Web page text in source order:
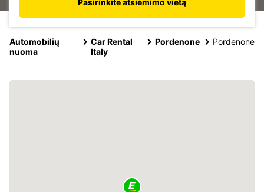
Pasirinkite atsiėmimo vietą
Automobilių
nuoma
Car Rental
Italy
Pordenone Pordenone